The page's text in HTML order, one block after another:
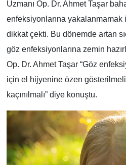
Uzmanı Op. Dr. Ahmet Taşar
enfeksiyonlarına yakalanmamak
dikkat çekti. Bu dönemde artan
göz enfeksiyonlarına zemin
Op. Dr. Ahmet Taşar “Göz
için el hijyenine özen
kaçınılmalı” diye konuştu.